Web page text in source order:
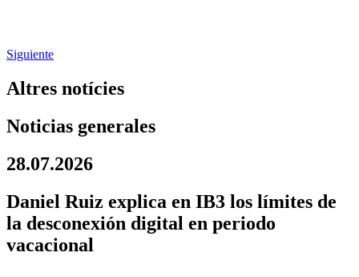
Siguiente
Altres notícies
Noticias generales
28.07.2026
Daniel Ruiz explica en IB3 los límites de
la desconexión digital en periodo
vacacional